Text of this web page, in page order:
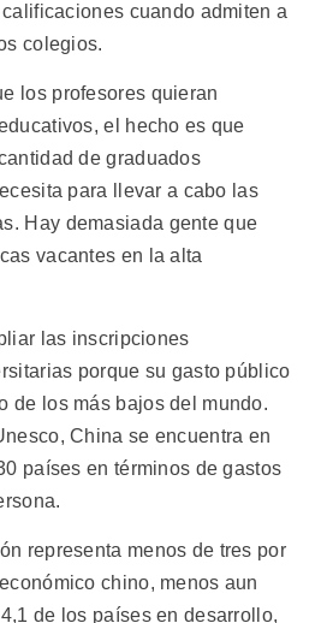
cuando admiten a
colegios.
los profesores quieran
el hecho es que
de graduados
para llevar a cabo las
Hay demasiada gente que
vacantes en la alta
las inscripciones
porque su gasto público
de los más bajos del mundo.
China se encuentra en
países en términos de gastos
representa menos de tres por
chino, menos aun
de los países en desarrollo,